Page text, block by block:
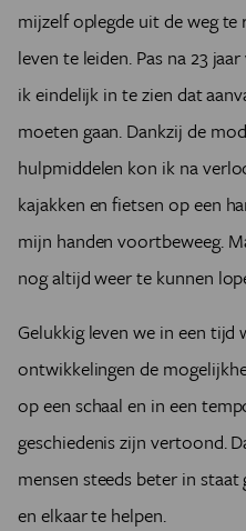
mijzelf oplegde uit de weg
leven te leiden. Pas na 23
ik eindelijk in te zien dat
moeten gaan. Dankzij de
hulpmiddelen kon ik na
kajakken en fietsen op een
mijn handen voortbeweeg.
nog altijd weer te kunnen
Gelukkig leven we in een
ontwikkelingen de
op een schaal en in een
geschiedenis zijn vertoond.
mensen steeds beter in
en elkaar te helpen.